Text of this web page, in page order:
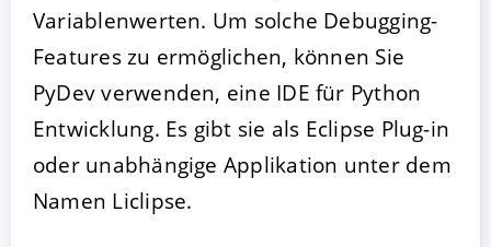
Variablenwerten. Um solche Debugging-
Features zu ermöglichen, können Sie
PyDev verwenden, eine IDE für Python
Entwicklung. Es gibt sie als Eclipse Plug-in
oder unabhängige Applikation unter dem
Namen Liclipse.